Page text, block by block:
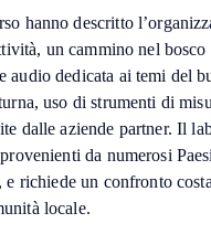
hanno descritto
un cammino nel bosco
audio dedicata ai temi del
uso di strumenti di
dalle aziende partner. Il
da numerosi
e richiede un confronto
locale.